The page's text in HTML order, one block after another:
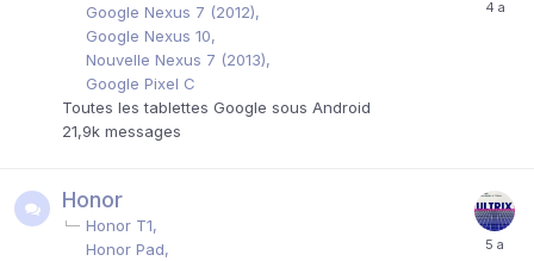
Google Nexus 7 (2012)
Google Nexus 10
Nouvelle Nexus 7 (2013)
Google Pixel C
Toutes les tablettes Google sous Android
21,9k messages
Honor
Honor T1
Honor Pad